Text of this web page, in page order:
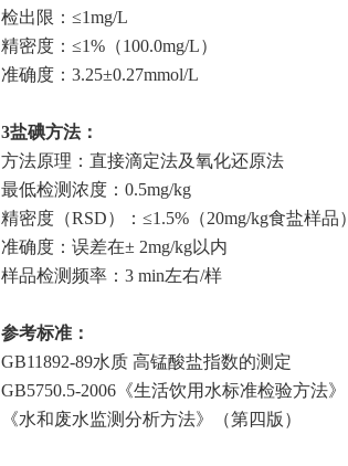
检出限：≤1mg/L
精密度：≤1%（100.0mg/L）
准确度：3.25±0.27mmol/L
3盐碘方法：
方法原理：直接滴定法及氧化还原法
最低检测浓度：0.5mg/kg
精密度（RSD）：≤1.5%（20mg/kg食盐样品）
准确度：误差在± 2mg/kg以内
样品检测频率：3 min左右/样
参考标准：
GB11892-89水质 高锰酸盐指数的测定
GB5750.5-2006《生活饮用水标准检验方法》
《水和废水监测分析方法》（第四版）